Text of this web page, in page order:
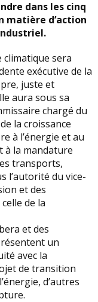
dans les cinq
matière d’action
climatique sera
exécutive de la
juste et
aura sous sa
chargé du
la croissance
à l’énergie et au
à la mandature
transports,
l’autorité du vice-
et des
de la
et des
un
avec la
de transition
d’autres